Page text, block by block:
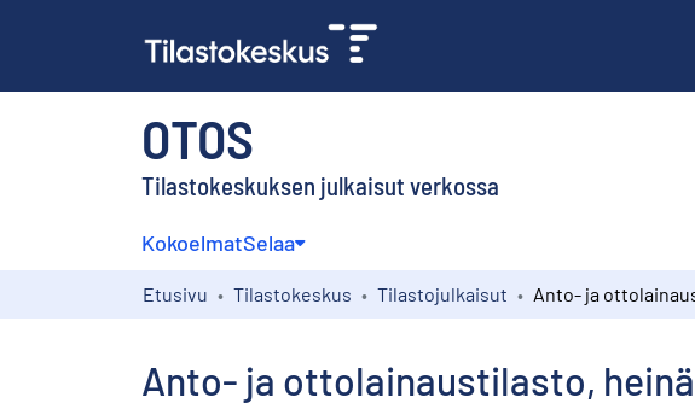
OTOS
Tilastokeskuksen julkaisut verkossa
KokoelmatSelaa
Etusivu Tilastokeskus Tilastojulkaisut
Anto- ja ottolainaustilasto,